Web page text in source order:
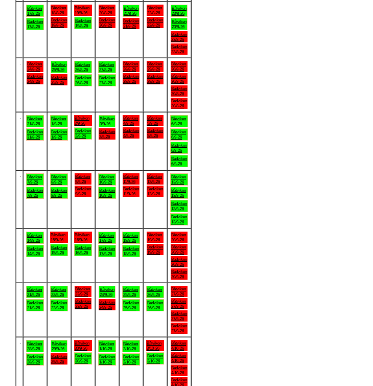
Båtviken
17/8-26
Badviken
17/8-26
Båtviken
18/8-26
Badviken
18/8-26
Båtviken
19/8-26
Badviken
19/8-26
Båtviken
20/8-26
Badviken
20/8-26
Båtviken
21/8-26
Badviken
21/8-26
Båtviken
22/8-26
Badviken
22/8-26
Båtviken
23/8-26
Båtviken
23/8-26
Badviken
23/8-26
Badviken
23/8-26
Båtviken
24/8-26
Badviken
24/8-26
Båtviken
25/8-26
Badviken
25/8-26
Båtviken
26/8-26
Badviken
26/8-26
Båtviken
27/8-26
Badviken
27/8-26
Båtviken
28/8-26
Badviken
28/8-26
Båtviken
29/8-26
Badviken
29/8-26
Båtviken
30/8-26
Båtviken
30/8-26
Badviken
30/8-26
Badviken
30/8-26
Båtviken
31/8-26
Badviken
31/8-26
Båtviken
1/9-26
Badviken
1/9-26
Båtviken
2/9-26
Badviken
2/9-26
Båtviken
3/9-26
Badviken
3/9-26
Båtviken
4/9-26
Badviken
4/9-26
Båtviken
5/9-26
Badviken
5/9-26
Båtviken
6/9-26
Båtviken
6/9-26
Badviken
6/9-26
Badviken
6/9-26
Båtviken
7/9-26
Badviken
7/9-26
Båtviken
8/9-26
Badviken
8/9-26
Båtviken
9/9-26
Badviken
9/9-26
Båtviken
10/9-26
Badviken
10/9-26
Båtviken
11/9-26
Badviken
11/9-26
Båtviken
12/9-26
Badviken
12/9-26
Båtviken
13/9-26
Båtviken
13/9-26
Badviken
13/9-26
Badviken
13/9-26
Båtviken
14/9-26
Badviken
14/9-26
Båtviken
15/9-26
Badviken
15/9-26
Båtviken
16/9-26
Badviken
16/9-26
Båtviken
17/9-26
Badviken
17/9-26
Båtviken
18/9-26
Badviken
18/9-26
Båtviken
19/9-26
Badviken
19/9-26
Båtviken
20/9-26
Båtviken
20/9-26
Badviken
20/9-26
Badviken
20/9-26
Båtviken
21/9-26
Badviken
21/9-26
Båtviken
22/9-26
Badviken
22/9-26
Båtviken
23/9-26
Badviken
23/9-26
Båtviken
24/9-26
Badviken
24/9-26
Båtviken
25/9-26
Badviken
25/9-26
Båtviken
26/9-26
Badviken
26/9-26
Båtviken
27/9-26
Båtviken
27/9-26
Badviken
27/9-26
Badviken
27/9-26
Båtviken
28/9-26
Badviken
28/9-26
Båtviken
29/9-26
Badviken
29/9-26
Båtviken
30/9-26
Badviken
30/9-26
Båtviken
1/10-26
Badviken
1/10-26
Båtviken
2/10-26
Badviken
2/10-26
Båtviken
3/10-26
Badviken
3/10-26
Båtviken
4/10-26
Båtviken
4/10-26
Badviken
4/10-26
Badviken
4/10-26